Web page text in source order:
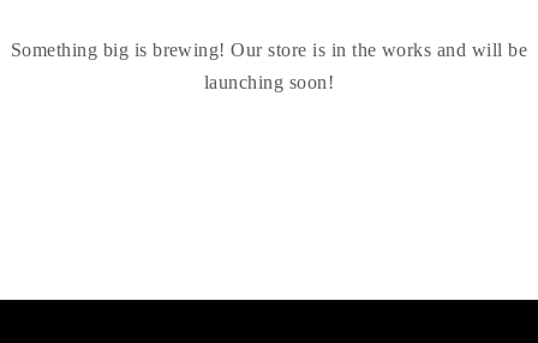
Something big is brewing! Our store is in the works and will be
launching soon!